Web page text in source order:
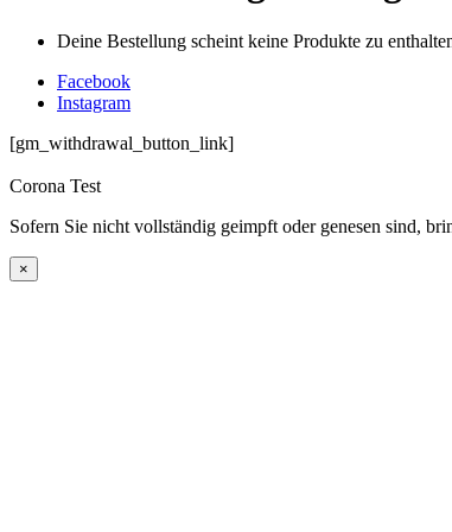
Deine Bestellung scheint keine Produkte zu
Facebook
Instagram
[gm_withdrawal_button_link]
Corona Test
Sofern Sie nicht vollständig geimpft oder genesen sind,
×